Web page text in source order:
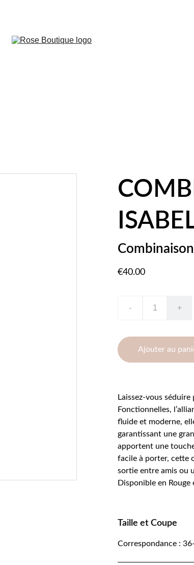
€40.00
- +
Ajouter au
Laissez-vous
Fonctionnelles,
fluide et moderne,
garantissant une
apportent une
facile à porter, cette
sortie entre amis ou
Disponible en Rouge
Taille et Coupe
Correspondance :